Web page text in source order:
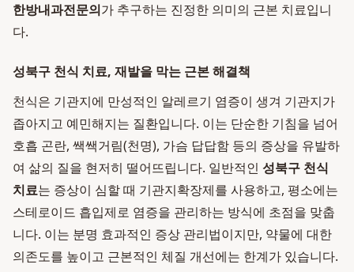
한방내과전문의가 추구하는 진정한 의미의 근본 치료입니
다.
성북구 천식 치료, 재발을 막는 근본 해결책
천식은 기관지에 만성적인 알레르기 염증이 생겨 기관지가
좁아지고 예민해지는 질환입니다. 이는 단순한 기침을 넘어
호흡 곤란, 쌕쌕거림(천명), 가슴 답답함 등의 증상을 유발하
여 삶의 질을 현저히 떨어뜨립니다. 일반적인 성북구 천식
치료는 증상이 심할 때 기관지확장제를 사용하고, 평소에는
스테로이드 흡입제로 염증을 관리하는 방식에 초점을 맞춥
니다. 이는 분명 효과적인 증상 관리법이지만, 약물에 대한
의존도를 높이고 근본적인 체질 개선에는 한계가 있습니다.